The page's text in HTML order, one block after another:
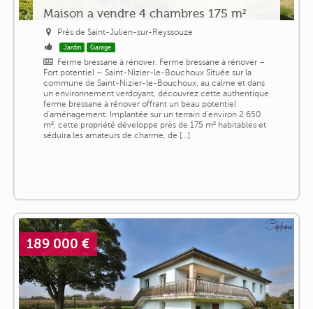
Maison a vendre 4 chambres 175 m²
Près de Saint-Julien-sur-Reyssouze
Jardin Garage
Ferme bressane à rénover. Ferme bressane à rénover –
Fort potentiel – Saint-Nizier-le-Bouchoux Située sur la
commune de Saint-Nizier-le-Bouchoux, au calme et dans
un environnement verdoyant, découvrez cette authentique
ferme bressane à rénover offrant un beau potentiel
d'aménagement. Implantée sur un terrain d'environ 2 650
m², cette propriété développe près de 175 m² habitables et
séduira les amateurs de charme, de [...]
189 000 €